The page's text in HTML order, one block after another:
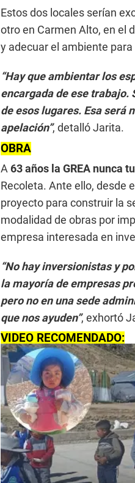
Estos dos locales serían
otro en Carmen Alto, en el
y adecuar el ambiente
“Hay que ambientar los
encargada de ese trabajo.
de esos lugares. Esa será
apelación”, detalló Jarita.
OBRA
A63 años la GREA nunca
Recoleta. Ante ello, desde
proyecto para construir la
modalidad de obras por
empresa interesada en
“No hay inversionistas y
la mayoría de empresas
pero no en una sede
que nos ayuden”, exhortó
VIDEO RECOMENDADO: